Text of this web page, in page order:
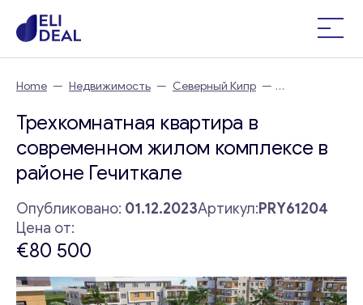
Home — Недвижимость — Северный Кипр —
районе Гечиткале
Трехкомнатная квартира в
современном жилом комплексе в
районе Гечиткале
Опубликовано: 01.12.2023Артикул:PRY61204
Цена от:
€80 500